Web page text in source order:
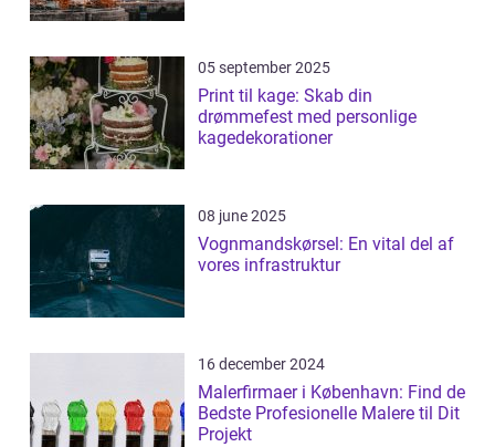
05 september 2025
Print til kage: Skab din
drømmefest med personlige
kagedekorationer
08 june 2025
Vognmandskørsel: En vital del af
vores infrastruktur
16 december 2024
Malerfirmaer i København: Find de
Bedste Profesionelle Malere til Dit
Projekt